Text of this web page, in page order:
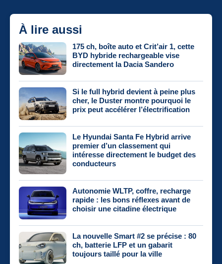
À lire aussi
175 ch, boîte auto et Crit’air 1, cette
BYD hybride rechargeable vise
directement la Dacia Sandero
Si le full hybrid devient à peine plus
cher, le Duster montre pourquoi le
prix peut accélérer l’électrification
Le Hyundai Santa Fe Hybrid arrive
premier d’un classement qui
intéresse directement le budget des
conducteurs
Autonomie WLTP, coffre, recharge
rapide : les bons réflexes avant de
choisir une citadine électrique
La nouvelle Smart #2 se précise : 80
ch, batterie LFP et un gabarit
toujours taillé pour la ville